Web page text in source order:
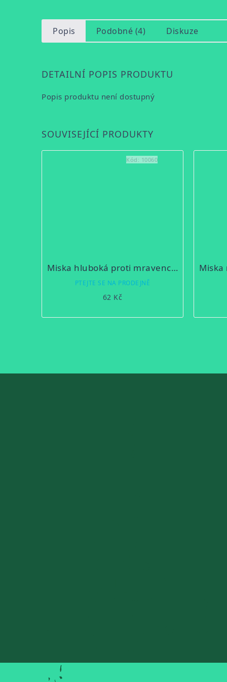
Popis Podobné (4) Diskuze
DETAILNÍ POPIS PRODUKTU
Popis produktu není dostupný
SOUVISEJÍCÍ PRODUKTY
Miska hluboká proti mravencům Georgeplast
PTEJTE SE NA PRODEJNĚ
62 Kč
Kód: 10060